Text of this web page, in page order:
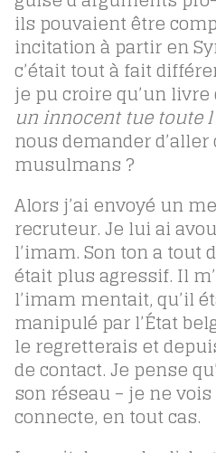
ils pouvaient être
incitation à partir en
c’était tout à fait
je pu croire qu’un
un innocent tue toute
nous demander
musulmans ?
Alors j’ai envoyé un
recruteur. Je lui ai
l’imam. Son ton a tout
était plus agressif. Il
l’imam mentait, qu’il
manipulé par l’État
le regretterais et
de contact. Je pense
son réseau – je ne
connecte, en tout cas.